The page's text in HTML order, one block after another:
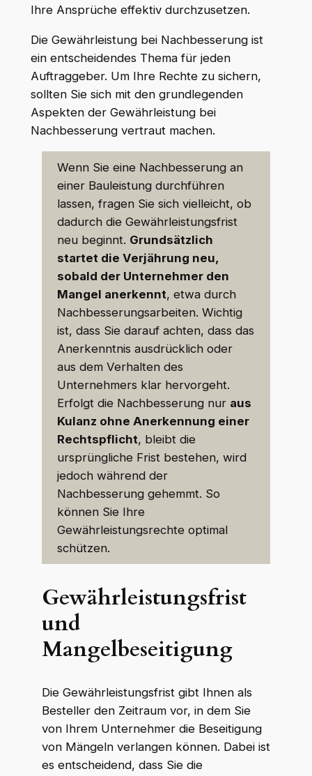
Ihre Ansprüche effektiv durchzusetzen.
Die Gewährleistung bei Nachbesserung ist
ein entscheidendes Thema für jeden
Auftraggeber. Um Ihre Rechte zu sichern,
sollten Sie sich mit den grundlegenden
Aspekten der Gewährleistung bei
Nachbesserung vertraut machen.
Wenn Sie eine Nachbesserung an
einer Bauleistung durchführen
lassen, fragen Sie sich vielleicht, ob
dadurch die Gewährleistungsfrist
neu beginnt. Grundsätzlich
startet die Verjährung neu,
sobald der Unternehmer den
Mangel anerkennt, etwa durch
Nachbesserungsarbeiten. Wichtig
ist, dass Sie darauf achten, dass das
Anerkenntnis ausdrücklich oder
aus dem Verhalten des
Unternehmers klar hervorgeht.
Erfolgt die Nachbesserung nur aus
Kulanz ohne Anerkennung einer
Rechtspflicht, bleibt die
ursprüngliche Frist bestehen, wird
jedoch während der
Nachbesserung gehemmt. So
können Sie Ihre
Gewährleistungsrechte optimal
schützen.
Gewährleistungsfrist
und
Mangelbeseitigung
Die Gewährleistungsfrist gibt Ihnen als
Besteller den Zeitraum vor, in dem Sie
von Ihrem Unternehmer die Beseitigung
von Mängeln verlangen können. Dabei ist
es entscheidend, dass Sie die